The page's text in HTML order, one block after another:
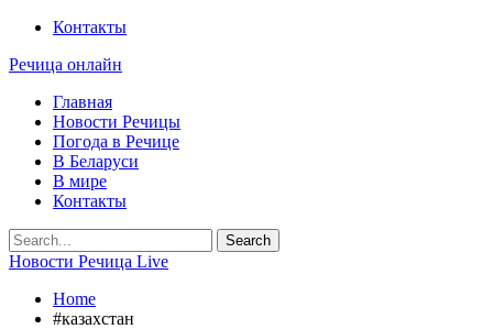
Контакты
Речица онлайн
Главная
Новости Речицы
Погода в Речице
В Беларуси
В мире
Контакты
Новости Речица Live
Home
#казахстан